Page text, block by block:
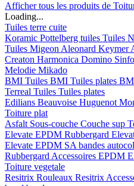
Afficher tous les produits de
Loading...
Tuiles terre cuite
Koramic Pottelberg tuiles Tuiles
Tuiles Migeon Aleonard Keymer
Creaton Harmonica Domino
Melodie Mikado
BMI Tuiles BMI Tuiles plates
Terreal Tuiles Tuiles plates
Edilians Beauvoise Huguenot
Toiture plat
Asfalt Sous-couche Couche sup
Elevate EPDM Rubbergard
Elevate EPDM SA bandes
Rubbergard Accessoires EPDM
Toiture vegetale
Resitrix Rouleaux Resitrix